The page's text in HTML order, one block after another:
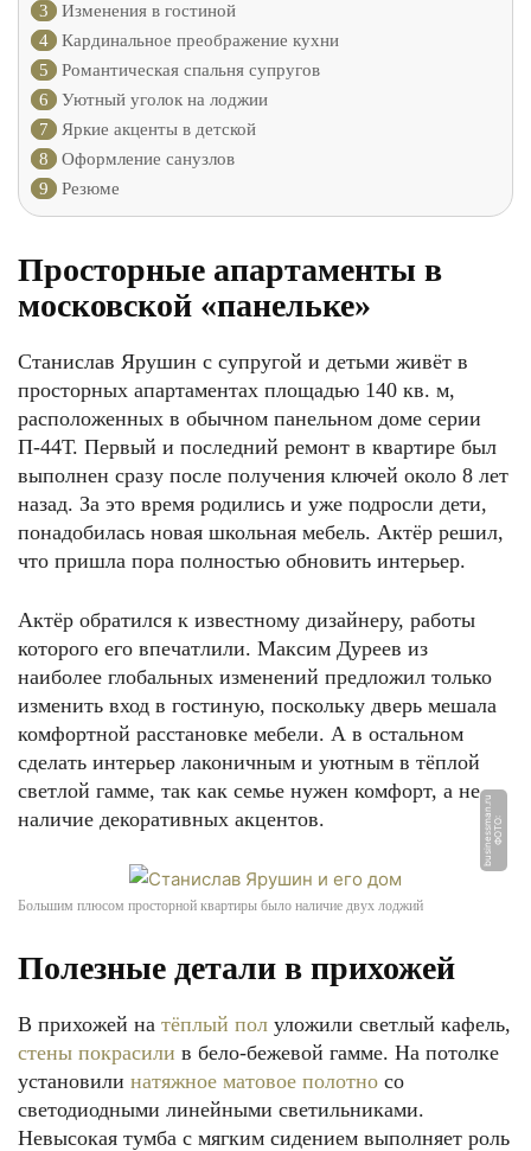
3
Изменения в гостиной
4
Кардинальное преображение кухни
5
Романтическая спальня супругов
6
Уютный уголок на лоджии
7
Яркие акценты в детской
8
Оформление санузлов
9
Резюме
Просторные апартаменты в
московской «панельке»
Станислав Ярушин с супругой и детьми живёт в
просторных апартаментах площадью 140 кв. м,
расположенных в обычном панельном доме серии
П-44Т. Первый и последний ремонт в квартире был
выполнен сразу после получения ключей около 8 лет
назад. За это время родились и уже подросли дети,
понадобилась новая школьная мебель. Актёр решил,
что пришла пора полностью обновить интерьер.
Актёр обратился к известному дизайнеру, работы
которого его впечатлили. Максим Дуреев из
наиболее глобальных изменений предложил только
изменить вход в гостиную, поскольку дверь мешала
комфортной расстановке мебели. А в остальном
сделать интерьер лаконичным и уютным в тёплой
светлой гамме, так как семье нужен комфорт, а не
наличие декоративных акцентов.
Ф
О
Т
О:
b
u
si
n
e
s
s
m
a
n.
r
u
Большим плюсом просторной квартиры было наличие двух лоджий
Полезные детали в прихожей
В прихожей на тёплый пол уложили светлый кафель,
стены покрасили в бело-бежевой гамме. На потолке
установили натяжное матовое полотно со
светодиодными линейными светильниками.
Невысокая тумба с мягким сидением выполняет роль